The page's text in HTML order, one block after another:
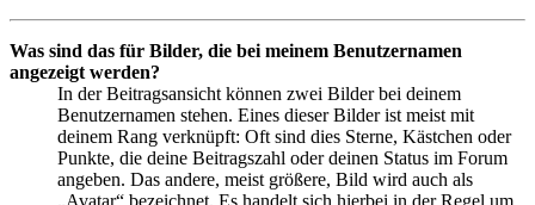
Was sind das für Bilder, die bei meinem Benutzernamen
angezeigt werden?
In der Beitragsansicht können zwei Bilder bei deinem
Benutzernamen stehen. Eines dieser Bilder ist meist mit
deinem Rang verknüpft: Oft sind dies Sterne, Kästchen oder
Punkte, die deine Beitragszahl oder deinen Status im Forum
angeben. Das andere, meist größere, Bild wird auch als
„Avatar“ bezeichnet. Es handelt sich hierbei in der Regel um